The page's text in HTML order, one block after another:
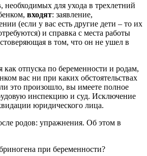
, необходимых для ухода в трехлетний
входят: заявление,
(если у вас есть другие дети – то их
и справка с места работы
в том, что он не ушел в
как отпуска по беременности и родам,
вас ни при каких обстоятельствах
это произошло, вы имеете полное
инспекцию и суд. Исключение
юридического лица.
родов: упражнения. Об этом в
при беременности?